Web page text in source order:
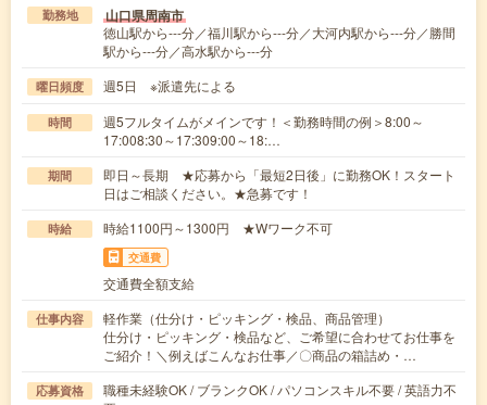
勤務地 山口県周南市
徳山駅から---分／福川駅から---分／大河内駅から---分／勝間
駅から---分／高水駅から---分
曜日頻度 週5日 ※派遣先による
時間
週5フルタイムがメインです！＜勤務時間の例＞8:00～
17:008:30～17:309:00～18:…
期間
即日～長期 ★応募から「最短2日後」に勤務OK！スタート
日はご相談ください。★急募です！
時給 時給1100円～1300円 ★Wワーク不可
交通費
交通費全額支給
仕事内容
軽作業（仕分け・ピッキング・検品、商品管理）
仕分け・ピッキング・検品など、ご希望に合わせてお仕事を
ご紹介！＼例えばこんなお仕事／〇商品の箱詰め・…
応募資格
職種未経験OK / ブランクOK / パソコンスキル不要 / 英語力不